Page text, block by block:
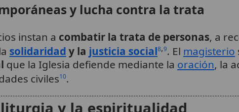
y lucha contra la trata
instan a combatir la trata de personas, a
solidaridad y la justicia social8,9. El magisterio
que la Iglesia defiende mediante la oración, la
civiles10.
y la espiritualidad